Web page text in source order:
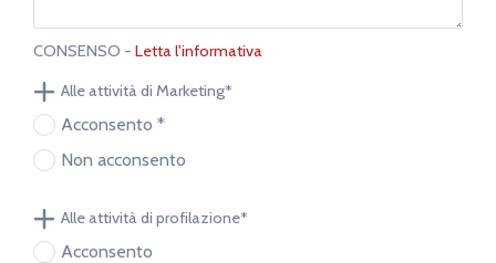
Annuncio pubblicitario con finalità promozionale.
all'interno dei locali commerciali della
dopo presa visione dell'auto.
16.30 - 18.30
CONSENSO - Letta l'informativa
Alle attività di Marketing*
Acconsento *
Non acconsento
Alle attività di profilazione*
Acconsento